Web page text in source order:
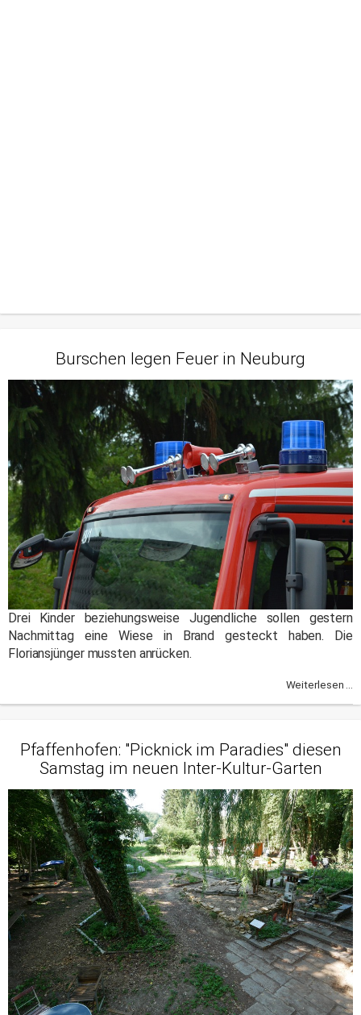
Burschen legen Feuer in Neuburg
Drei Kinder beziehungsweise Jugendliche sollen gestern
Nachmittag eine Wiese in Brand gesteckt haben. Die
Floriansjünger mussten anrücken.
Weiterlesen ...
Pfaffenhofen: "Picknick im Paradies" diesen
Samstag im neuen Inter-Kultur-Garten